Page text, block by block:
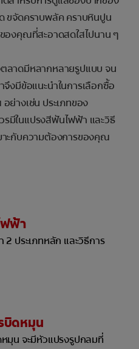
ขจัดคราบพลัค คราบหินปูน
องคุณที่สะอาดสดใสไปนาน ๆ
ลาดมีหลากหลายรูปแบบ จน
งมีข้อแนะนำในการเลือกซื้อ
ย่างเช่น ประเภทของ
ในแปรงสีฟันไฟฟ้า และวิธี
ะกับความต้องการของคุณ
ฟฟ้า
ประเภทหลัก และวิธีการ
บิดหมุน
มุน จะมีหัวแปรงรูปกลมที่